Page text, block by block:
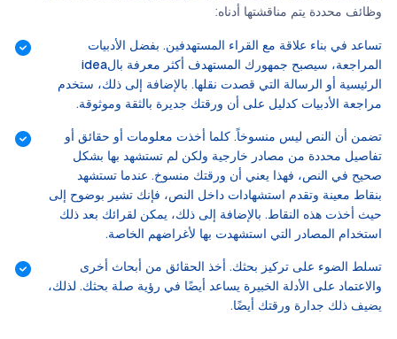
وظائف محددة يتم مناقشتها أدناه:
تساعد في بناء علاقة مع القراء المستهدفين. بفضل الأدبيات
المراجعة، سيصبح جمهورك المستهدف أكثر معرفة بالidea
الرئيسية أو الرسالة التي قصدت نقلها. بالإضافة إلى ذلك، ستخدم
مراجعة الأدبيات كدليل على أن ورقتك جديرة بالثقة وموثوقة.
تضمن أن النص ليس منسوخاً. كلما أخذت معلومات أو حقائق أو
تفاصيل محددة من مصادر خارجية ولكن لم تستشهد بها بشكل
صحيح في النص، فهذا يعني أن ورقتك منسوخ. عندما تستشهد
بنقاط معينة وتقدم استشهادات داخل النص، فإنك تشير بوضوح إلى
حيث أخذت هذه النقاط. بالإضافة إلى ذلك، يمكن لقرائك بعد ذلك
استخدام المصادر التي استشهدت بها لأغراضهم الخاصة.
تسلط الضوء على تركيز بحثك. أخذ الحقائق من أبحاث أخرى
والاعتماد على الأدلة الخبيرة يساعد أيضًا في رؤية صلة بحثك. لذلك،
يضيف ذلك جدارة ورقتك أيضًا.